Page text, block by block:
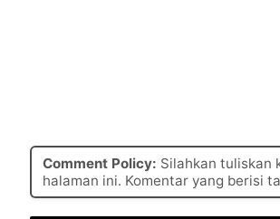
Comment Policy: Silahkan tuliskan
halaman ini. Komentar yang berisi